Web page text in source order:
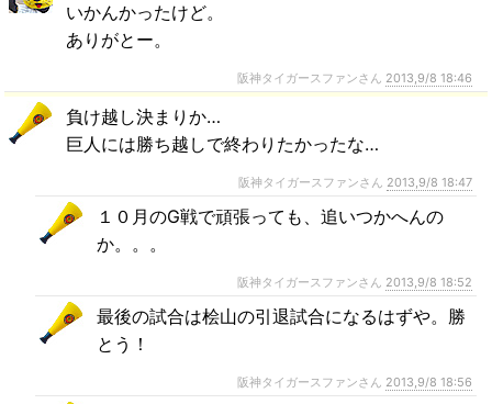
いかんかったけど。
ありがとー。
阪神タイガースファンさん 2013,9/8 18:46
負け越し決まりか…
巨人には勝ち越しで終わりたかったな…
阪神タイガースファンさん 2013,9/8 18:47
１０月のG戦で頑張っても、追いつかへんの
か。。。
阪神タイガースファンさん 2013,9/8 18:52
最後の試合は桧山の引退試合になるはずや。勝
とう！
阪神タイガースファンさん 2013,9/8 18:56